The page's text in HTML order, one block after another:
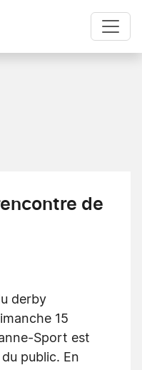
de
derby
15
Sport est
public. En